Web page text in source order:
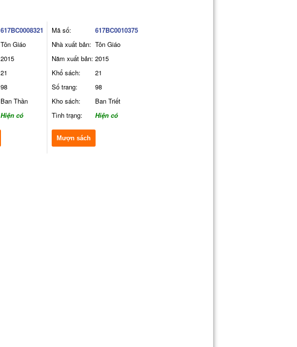
617BC0008321
Tôn Giáo
2015
21
98
Ban Thần
Hiện có
Mã số:
617BC0010375
Nhà xuất bản: Tôn Giáo
Năm xuất bản: 2015
Khổ sách:
21
Số trang:
98
Kho sách:
Ban Triết
Tình trạng:
Hiện có
Mượn sách